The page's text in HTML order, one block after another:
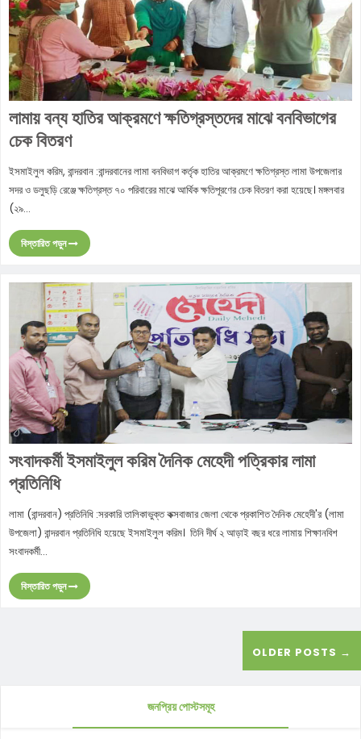
লামায় বন্য হাতির আক্রমণে ক্ষতিগ্রস্তদের মাঝে বনবিভাগের
চেক বিতরণ
ইসমাইলুল করিম, বান্দরবান :বান্দরবানের লামা বনবিভাগ কর্তৃক হাতির আক্রমণে ক্ষতিগ্রস্ত লামা উপজেলার
সদর ও ডলুছড়ি রেঞ্জে ক্ষতিগ্রস্ত ৭০ পরিবারের মাঝে আর্থিক ক্ষতিপূরণের চেক বিতরণ করা হয়েছে। মঙ্গলবার
(২৯...
বিস্তারিত পড়ুন
সংবাদকর্মী ইসমাইলুল করিম দৈনিক মেহেদী পত্রিকার লামা
প্রতিনিধি
লামা (বান্দরবান) প্রতিনিধি :সরকারি তালিকাভুক্ত কক্সবাজার জেলা থেকে প্রকাশিত দৈনিক মেহেদী'র (লামা
উপজেলা) বান্দরবান প্রতিনিধি হয়েছে ইসমাইলুল করিম। তিনি দীর্ঘ ২ আড়াই বছর ধরে লামায় শিক্ষানবিশ
সংবাদকর্মী...
বিস্তারিত পড়ুন
OLDER POSTS →
জনপ্রিয় পোস্টসমূহ